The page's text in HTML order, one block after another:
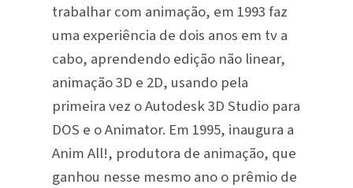
trabalhar com animação, em 1993 faz
uma experiência de dois anos em tv a
cabo, aprendendo edição não linear,
animação 3D e 2D, usando pela
primeira vez o Autodesk 3D Studio para
DOS e o Animator. Em 1995, inaugura a
Anim All!, produtora de animação, que
ganhou nesse mesmo ano o prêmio de